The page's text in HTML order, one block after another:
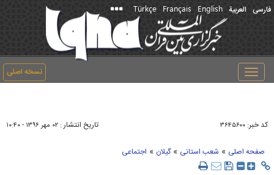
فارسی العربیة English
Français
Türkçe
نسخه اصلی
Toggle
navigation
کد خبر: ۳۶۴۵۶۰۰ تاریخ انتشار : ۰۲ مهر ۱۳۹۶ - ۱۰:۴۰
صفحه اصلی » شعب استانی »گیلان » اجتماعی